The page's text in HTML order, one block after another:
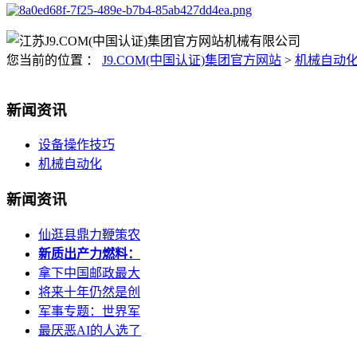
您当前的位置 ： J9.COM(中国认证)集团官方网站 > 机械自动
新闻资讯
设备操作技巧
机械自动化
新闻资讯
仙逛县鼎力鞭策农
新质出产力燃料：
拿下中国邮政最大
将来十年仍然是创
军事专题：世界军
最厌恶AI的人选了